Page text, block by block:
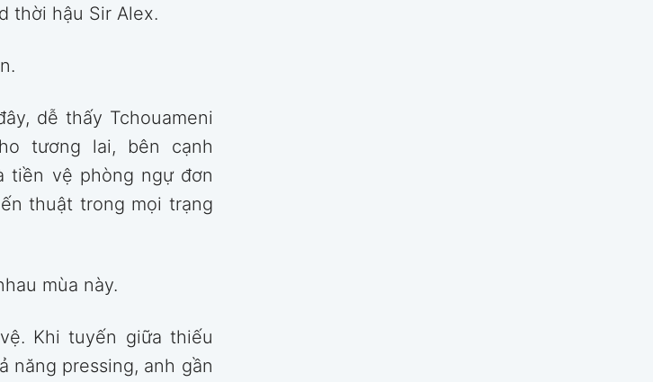
thời hậu Sir Alex.
dễ thấy Tchouameni
tương lai, bên cạnh
tiền vệ phòng ngự đơn
thuật trong mọi trạng
mùa này.
Khi tuyến giữa thiếu
năng pressing, anh gần